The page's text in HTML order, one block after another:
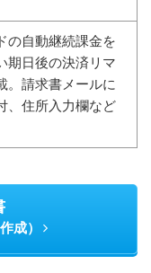
の自動継続課金を
期日後の決済リマ
。請求書メールに
、住所入力欄など
成）